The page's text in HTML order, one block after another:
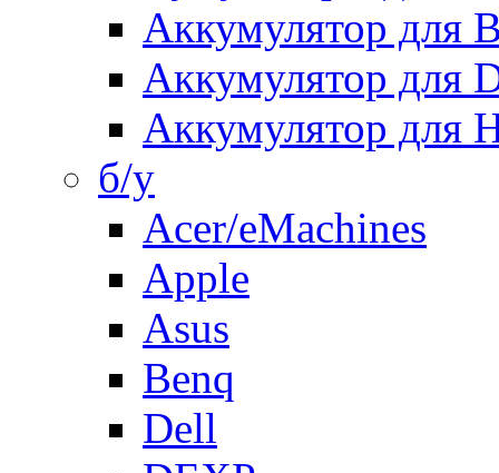
Аккумулятор для
Аккумулятор для
Аккумулятор для
б/у
Acer/eMachines
Apple
Asus
Benq
Dell